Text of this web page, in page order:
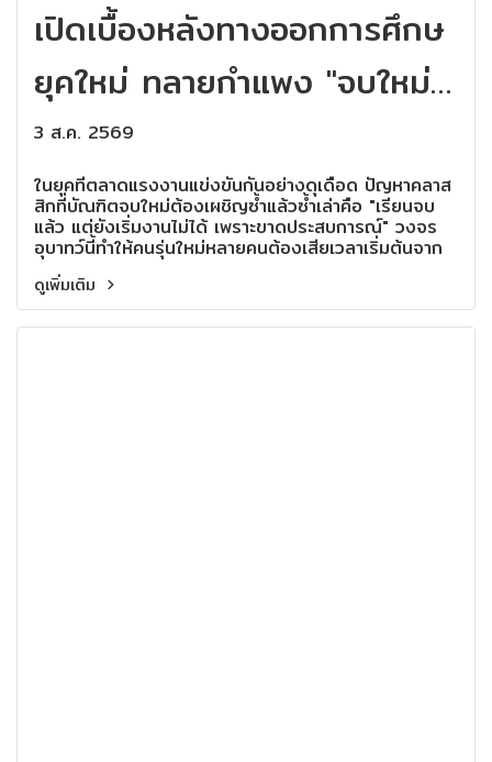
เปิดเบื้องหลังทางออกการศึกษ
ยุคใหม่ ทลายกำแพง "จบใหม่
ไร้ประสบการณ์" สู่ความพร้อม
ทำงานจริงที่ IKS
3 ส.ค. 2569
ในยุคที่ตลาดแรงงานแข่งขันกันอย่างดุเดือด ปัญหาคลาส
สิกที่บัณฑิตจบใหม่ต้องเผชิญซ้ำแล้วซ้ำเล่าคือ "เรียนจบ
แล้ว แต่ยังเริ่มงานไม่ได้ เพราะขาดประสบการณ์" วงจร
อุบาทว์นี้ทำให้คนรุ่นใหม่หลายคนต้องเสียเวลาเริ่มต้นจาก
ศูนย์ แม้จะมีใบปริญญาหรือประกาศนียบัตรอยู่ในมือก็ตาม
ดูเพิ่มเติม